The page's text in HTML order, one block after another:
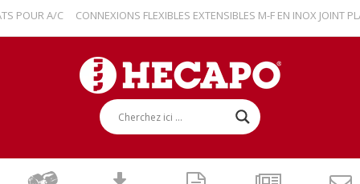
POUR A/C CONNEXIONS FLEXIBLES EXTENSIBLES M-F EN INOX JOINT PLAT